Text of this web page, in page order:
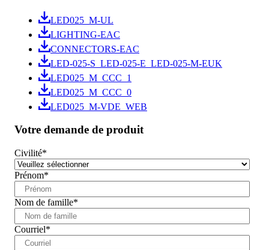
LED025_M-UL
LIGHTING-EAC
CONNECTORS-EAC
LED-025-S_LED-025-E_LED-025-M-EUK
LED025_M_CCC_1
LED025_M_CCC_0
LED025_M-VDE_WEB
Votre demande de produit
Civilité*
Prénom*
Nom de famille*
Courriel*